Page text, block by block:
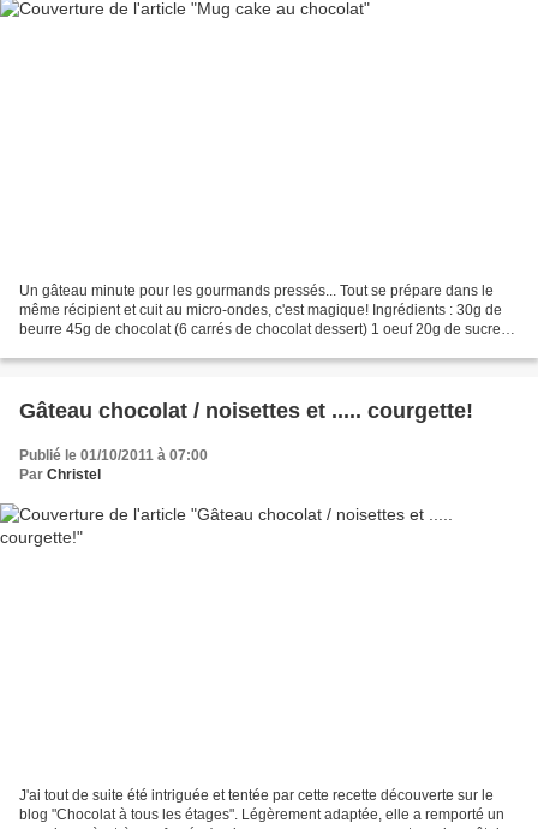
Un gâteau minute pour les gourmands pressés... Tout se prépare dans le
même récipient et cuit au micro-ondes, c'est magique! Ingrédients : 30g de
beurre 45g de chocolat (6 carrés de chocolat dessert) 1 oeuf 20g de sucre
Gâteau chocolat / noisettes et ..... courgette!
Publié le 01/10/2011 à 07:00
Par Christel
J'ai tout de suite été intriguée et tentée par cette recette découverte sur le
blog "Chocolat à tous les étages". Légèrement adaptée, elle a remporté un